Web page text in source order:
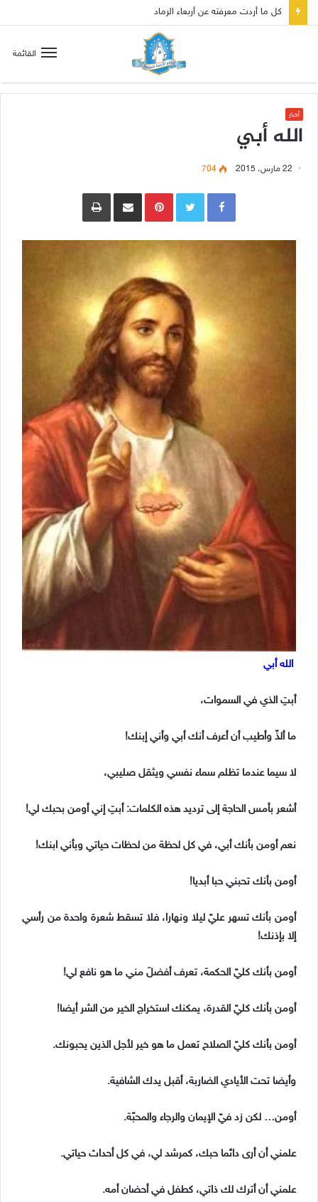
صلاة إلى مريم سلطانة السلام لتهدئة الغضب الإلهي
القائمة
أخبار
الله أبي
22 مارس، 2015 704
Pinterestمشاركة عبر البريد طباعة
الله أبي
أبتِ الذي في السموات،
ما ألذّ وأطيب أن أعرف أنك أبي وأني إبنك!
لا سيما عندما تظلم سماء نفسي ويثقل صليبي،
أشعر بأمس الحاجة إلى ترديد هذه الكلمات: أبتِ إني أومن بحبك لي!
نعم أومن بأنك أبي، في كل لحظة من لحظات حياتي وبأني ابنك!
أومن بأنك تحبني حبا أبديا!
أومن بأنك تسهر عليّ ليلا ونهارا، فلا تسقط شعرة واحدة من رأسي
إلا بإذنك!
أومن بأنك كليّ الحكمة، تعرف أفضلَ مني ما هو نافع لي!
أومن بأنك كليّ القدرة، يمكنك استخراج الخير من الشر أيضا!
أومن بأنك كليّ الصلاح تعمل ما هو خير لأجل الذين يحبونك.
وأيضا تحت الأيادي الضاربة، أقبل يدك الشافية.
أومن… لكن زد فيّ الإيمان والرجاء والمحبّة.
علمني أن أرى دائما حبك، كمرشد لي، في كل أحداث حياتي.
علمني أن أترك لك ذاتي، كطفل في أحضان أمه.